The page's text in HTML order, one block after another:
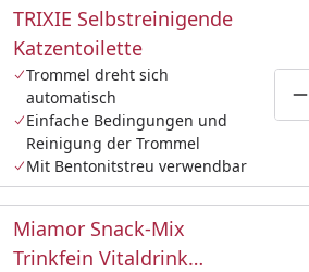
TRIXIE Selbstreinigende
Katzentoilette
Trommel dreht sich
automatisch
Einfache Bedingungen und
Reinigung der Trommel
Mit Bentonitstreu verwendbar
Miamor Snack-Mix
Trinkfein Vitaldrink